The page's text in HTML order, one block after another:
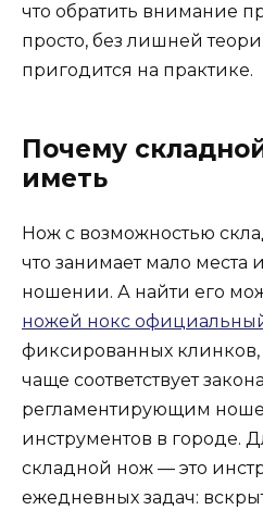
что обратить внимание
просто, без лишней
пригодится на практике.
Почему
иметь
Нож с возможностью
что занимает мало места
ношении. А найти его
ножей нокс
фиксированных клинков,
чаще соответствует
регламентирующим
инструментов в городе.
складной нож — это
ежедневных задач: